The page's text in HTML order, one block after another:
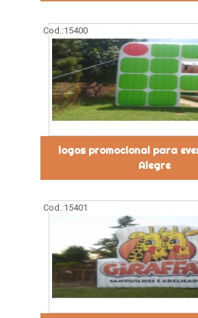
Cod.:15400
logos promocional para
Alegre
Cod.:15401